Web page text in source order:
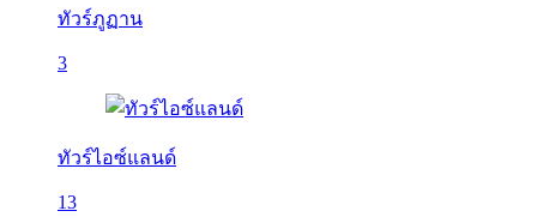
ทัวร์ภูฏาน
3
ทัวร์ไอซ์แลนด์
13